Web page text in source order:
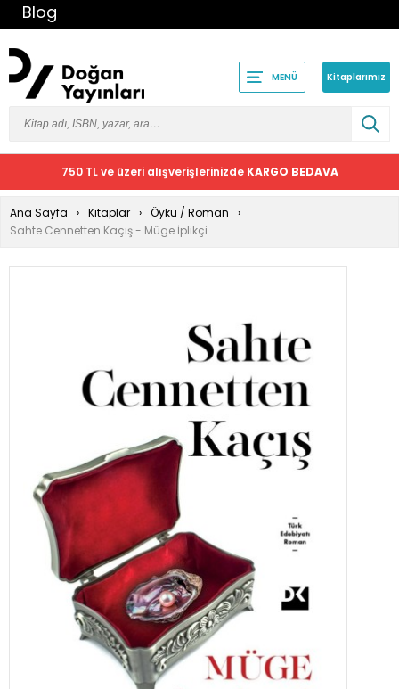
Blog
MENÜ Kitaplarımız
750 TL ve üzeri alışverişlerinizde KARGO BEDAVA
Ana Sayfa Kitaplar
Öykü / Roman
Sahte Cennetten Kaçış - Müge İplikçi